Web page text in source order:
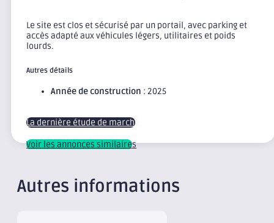
Le site est clos et sécurisé par un portail, avec parking et
accès adapté aux véhicules légers, utilitaires et poids
lourds.
Autres détails
Année de construction : 2025
La dernière étude de marché
Voir les annonces similaires
Autres informations